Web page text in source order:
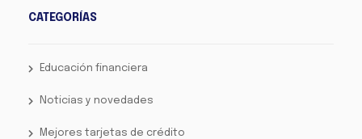
CATEGORÍAS
Educación financiera
Noticias y novedades
Mejores tarjetas de crédito